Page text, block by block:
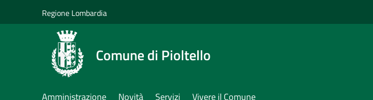
Regione Lombardia
Comune di Pioltello
Amministrazione Novità Servizi Vivere il Comune